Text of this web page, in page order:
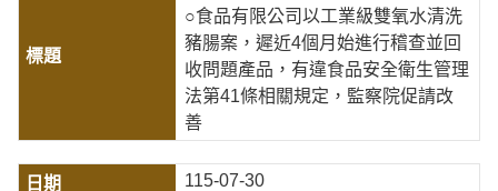
○食品有限公司以工業級雙氧水清洗
豬腸案，遲近4個月始進行稽查並回
收問題產品，有違食品安全衛生管理
法第41條相關規定，監察院促請改
善
115-07-30